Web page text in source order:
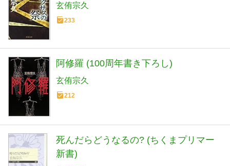
玄侑宗久
233
阿修羅 (100周年書き下ろし)
玄侑宗久
212
死んだらどうなるの? (ちくまプリマー
新書)